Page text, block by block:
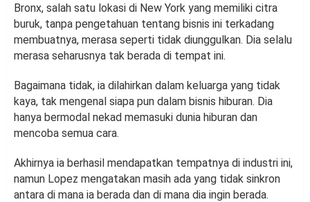
Bronx, salah satu lokasi di New York yang memiliki citra
buruk, tanpa pengetahuan tentang bisnis ini terkadang
membuatnya, merasa seperti tidak diunggulkan. Dia selalu
merasa seharusnya tak berada di tempat ini.
Bagaimana tidak, ia dilahirkan dalam keluarga yang tidak
kaya, tak mengenal siapa pun dalam bisnis hiburan. Dia
hanya bermodal nekad memasuki dunia hiburan dan
mencoba semua cara.
Akhirnya ia berhasil mendapatkan tempatnya di industri ini,
namun Lopez mengatakan masih ada yang tidak sinkron
antara di mana ia berada dan di mana dia ingin berada.